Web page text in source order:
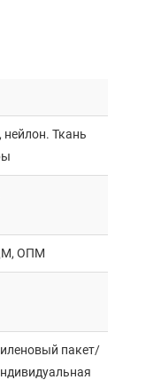
нейлон. Ткань
ОПМ
пакет/